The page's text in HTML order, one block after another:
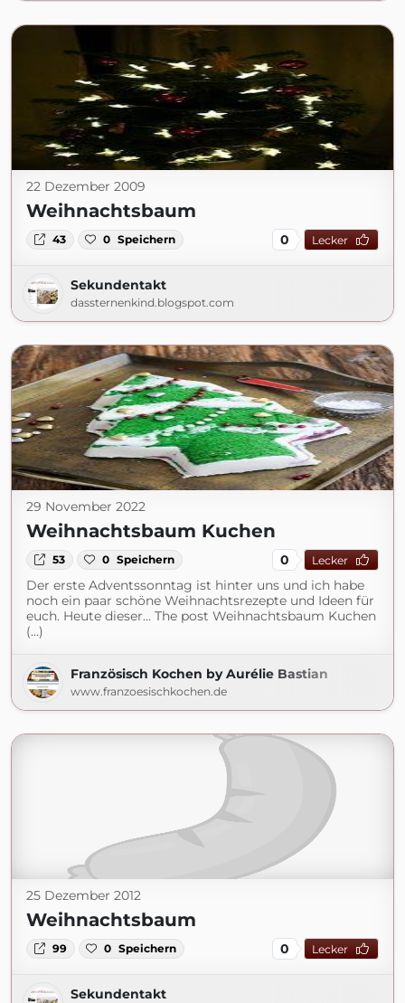
22 Dezember 2009
Weihnachtsbaum
43 0 Speichern 0 Lecker
Sekundentakt
dassternenkind.blogspot.com
29 November 2022
Weihnachtsbaum Kuchen
53 0 Speichern 0 Lecker
Der erste Adventssonntag ist hinter uns und ich habe
noch ein paar schöne Weihnachtsrezepte und Ideen für
euch. Heute dieser... The post Weihnachtsbaum Kuchen
(...)
Französisch Kochen by Aurélie Bastian
www.franzoesischkochen.de
25 Dezember 2012
Weihnachtsbaum
99 0 Speichern 0 Lecker
Sekundentakt